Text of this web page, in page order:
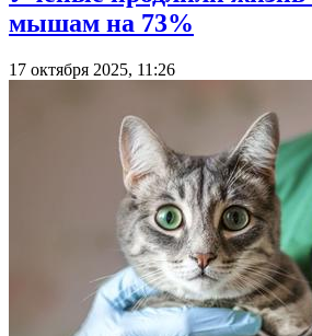
мышам на 73%
17 октября 2025, 11:26